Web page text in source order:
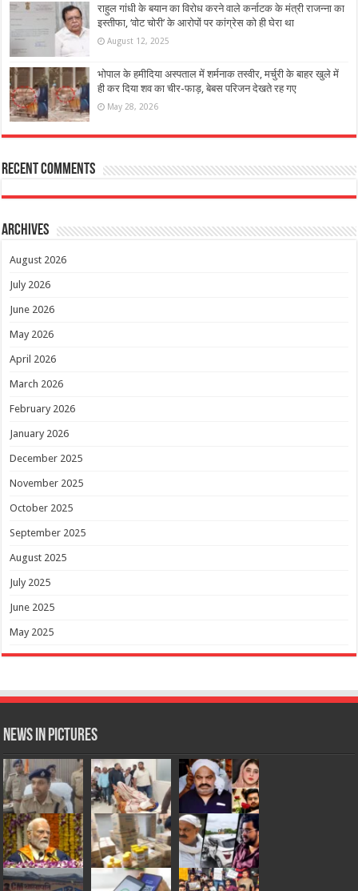
राहुल गांधी के बयान का विरोध करने वाले कर्नाटक के मंत्री राजन्ना का
इस्तीफा, ‘वोट चोरी’ के आरोपों पर कांग्रेस को ही घेरा था
August 12, 2025
भोपाल के हमीदिया अस्पताल में शर्मनाक तस्वीर, मर्चुरी के बाहर खुले में
ही कर दिया शव का चीर-फाड़, बेबस परिजन देखते रह गए
May 28, 2026
Recent Comments
Archives
August 2026
July 2026
June 2026
May 2026
April 2026
March 2026
February 2026
January 2026
December 2025
November 2025
October 2025
September 2025
August 2025
July 2025
June 2025
May 2025
News in Pictures